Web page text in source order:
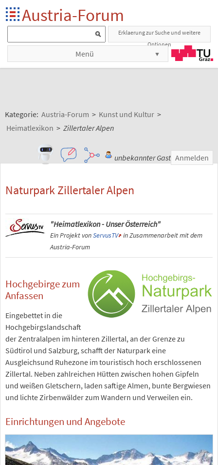
Austria-Forum
Erklaerung zur Suche und weitere
Optionen
Menü
Kategorie: Austria-Forum > Kunst und Kultur >
Heimatlexikon > Zillertaler Alpen
unbekannter Gast Anmelden
Naturpark Zillertaler Alpen
"Heimatlexikon - Unser Österreich"
Ein Projekt vonServusTV in Zusammenarbeit mit dem
Austria-Forum
Hochgebirge zum
Anfassen
Eingebettet in die
Hochgebirgslandschaft
der Zentralalpen im hinteren Zillertal, an der Grenze zu
Südtirol und Salzburg, schafft der Naturpark eine
Ausgleichsund Ruhezone im touristisch hoch erschlossenen
Zillertal. Neben zahlreichen Hütten zwischen hohen Gipfeln
und weißen Gletschern, laden saftige Almen, bunte Bergwiesen
und lichte Zirbenwälder zum Wandern und Verweilen ein.
Einrichtungen und Angebote